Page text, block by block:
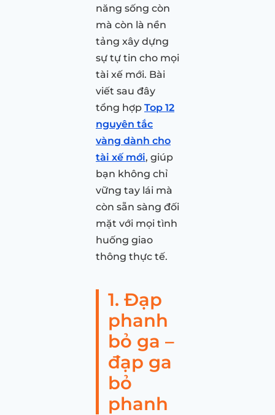
năng sống còn
mà còn là nền
tảng xây dựng
sự tự tin cho mọi
tài xế mới. Bài
viết sau đây
tổng hợp Top 12
nguyên tắc
vàng dành cho
tài xế mới, giúp
bạn không chỉ
vững tay lái mà
còn sẵn sàng đối
mặt với mọi tình
huống giao
thông thực tế.
1. Đạp
phanh
bỏ ga –
đạp ga
bỏ
phanh